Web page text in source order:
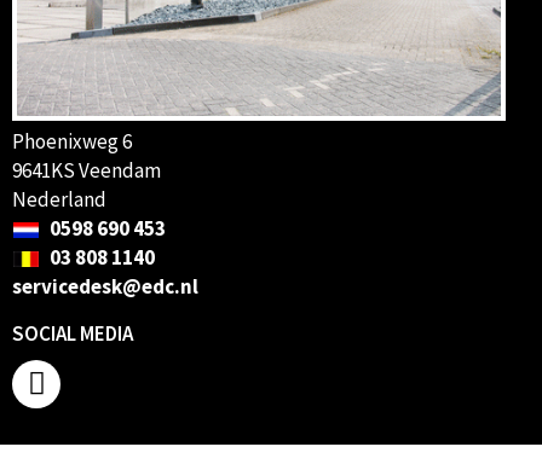
Phoenixweg 6
9641KS Veendam
Nederland
0598 690 453
03 808 1140
servicedesk@edc.nl
SOCIAL MEDIA